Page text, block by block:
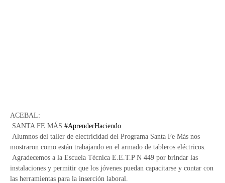
ACEBAL:
SANTA FE MÁS #AprenderHaciendo
Alumnos del taller de electricidad del Programa Santa Fe Más nos
mostraron como están trabajando en el armado de tableros eléctricos.
Agradecemos a la Escuela Técnica E.E.T.P N 449 por brindar las
instalaciones y permitir que los jóvenes puedan capacitarse y contar con
las herramientas para la inserción laboral.